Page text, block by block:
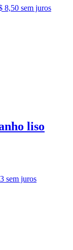
8,50 sem juros
liso
sem juros